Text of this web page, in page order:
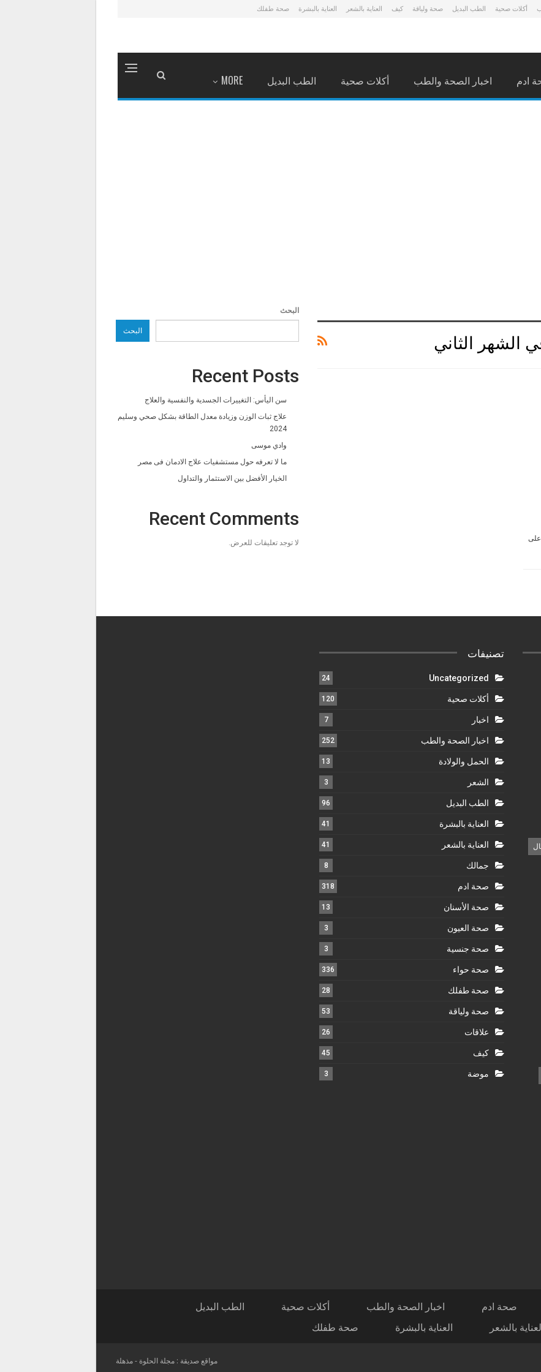
أكلات صحية الطب البديل صحة ولياقة كيف العناية بالشعر العناية بالبشرة صحة طفلك
ادم اخبار الصحة والطب أكلات صحية الطب البديل MORE
الشهر الثاني
على
البحث
البحث
Recent Posts
سن اليأس: التغييرات الجسدية والنفسية والعلاج
علاج ثبات الوزن وزيادة معدل الطاقة بشكل صحي وسليم
2024
وادي موسى
ما لا تعرفه حول مستشفيات علاج الادمان فى مصر
الخيار الأفضل بين الاستثمار والتداول
Recent Comments
لا توجد تعليقات للعرض.
تصنيفات
Uncategorized
24
أكلات صحية 120
اخبار 7
اخبار الصحة والطب 252
الحمل والولادة 13
الشعر 3
الطب البديل 96
العناية بالبشرة 41
العناية بالشعر 41
جمالك 8
صحة ادم 318
صحة الأسنان 13
صحة العيون 3
صحة جنسية 3
صحة حواء 336
صحة طفلك 28
صحة ولياقة 53
علاقات 26
كيف 45
موضة 3
صحة ادم اخبار الصحة والطب أكلات صحية
الطب البديل
بالشعر العناية بالبشرة صحة طفلك
مواقع صديقة : مجلة الحلوة -مذهلة